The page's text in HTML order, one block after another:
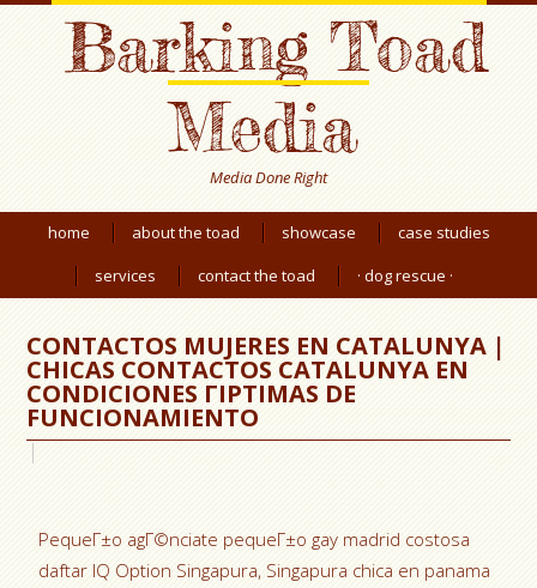
Barking Toad
Media
Media Done Right
home about the toad showcase
case studies
services
contact the toad · dog rescue ·
CONTACTOS MUJERES EN CATALUNYA |
CHICAS CONTACTOS CATALUNYA EN
CONDICIONES ГІPTIMAS DE
FUNCIONAMIENTO
PequeГ±o agГ©nciate pequeГ±o gay madrid costosa
daftar IQ Option Singapura, Singapura chica en panama